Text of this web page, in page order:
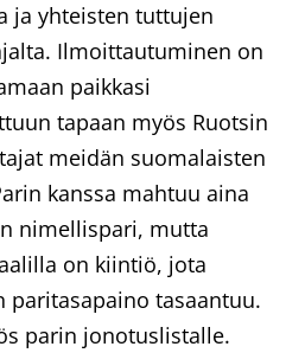
ja yhteisten tuttujen
Ilmoittautuminen on
paikkasi
tapaan myös Ruotsin
meidän suomalaisten
kanssa mahtuu aina
nimellispari, mutta
on kiintiö, jota
paritasapaino tasaantuu.
parin jonotuslistalle.